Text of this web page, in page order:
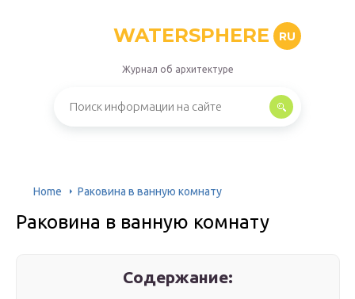
WATERSPHERE RU
Журнал об архитектуре
Home Раковина в ванную комнату
Раковина в ванную комнату
Содержание: